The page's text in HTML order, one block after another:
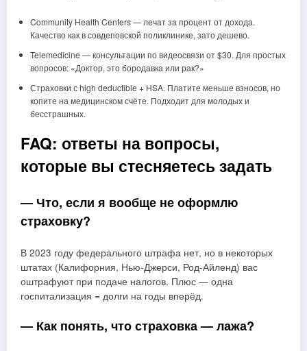
Community Health Centers — лечат за процент от дохода.
Качество как в совдеповской поликлинике, зато дешево.
Telemedicine — консультации по видеосвязи от $30. Для простых
вопросов: «Доктор, это бородавка или рак?»
Страховки с high deductible + HSA. Платите меньше взносов, но
копите на медицинском счёте. Подходит для молодых и
бесстрашных.
FAQ: ответы на вопросы,
которые вы стесняетесь задать
— Что, если я вообще не оформлю
страховку?
В 2023 году федерального штрафа нет, но в некоторых
штатах (Калифорния, Нью-Джерси, Род-Айленд) вас
оштрафуют при подаче налогов. Плюс — одна
госпитализация = долги на годы вперёд.
— Как понять, что страховка — лажа?